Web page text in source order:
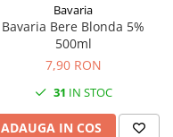
Bavaria
Bavaria Bere Blonda 5%
500ml
7,90 RON
31 IN STOC
ADAUGA IN COS